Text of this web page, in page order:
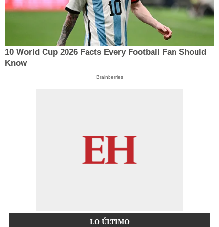
10 World Cup 2026 Facts Every Football Fan Should
Know
Brainberries
LO ÚLTIMO